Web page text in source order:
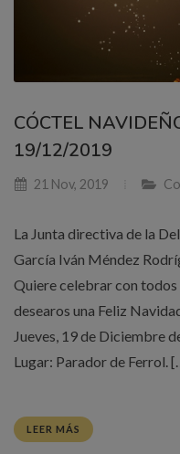
CÓCTEL
19/12/2019
21 Nov, 2019
La Junta directiva de la
García Iván Méndez
Quiere celebrar con
desearos una Feliz
Jueves, 19 de Diciembre
Lugar: Parador de Ferrol.
LEER MÁS